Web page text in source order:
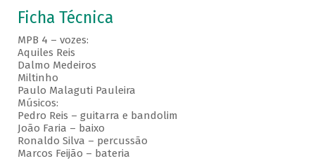
Ficha Técnica
MPB 4 – vozes:
Aquiles Reis
Dalmo Medeiros
Miltinho
Paulo Malaguti Pauleira
Músicos:
Pedro Reis – guitarra e bandolim
João Faria – baixo
Ronaldo Silva – percussão
Marcos Feijão – bateria